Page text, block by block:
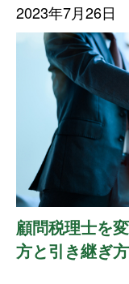
2023年7月26日
顧問税理士を
方と引き継ぎ